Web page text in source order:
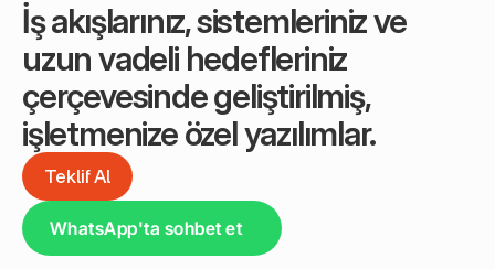
İş akışlarınız, sistemleriniz ve
uzun vadeli hedefleriniz
çerçevesinde geliştirilmiş,
işletmenize özel yazılımlar.
Teklif Al
Teklif Al
WhatsApp'ta sohbet et